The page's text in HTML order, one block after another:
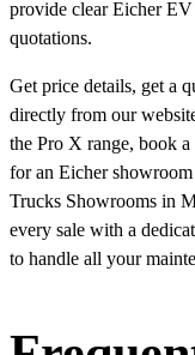
provide clear Eicher
quotations.
Get price details, get a
directly from our
the Pro X range, book
for an Eicher
Trucks Showrooms in
every sale with a
to handle all your